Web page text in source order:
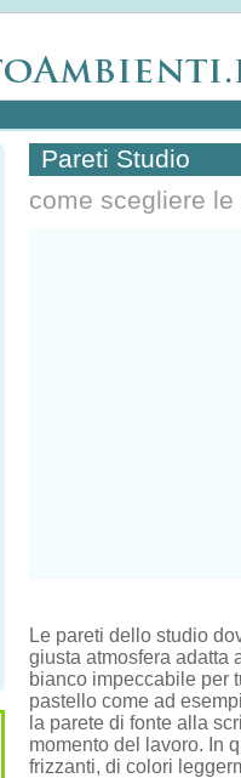
Pareti Studio
come scegliere
Le pareti dello studio
giusta atmosfera adatta
bianco impeccabile per
pastello come ad
la parete di fonte alla
momento del lavoro. In
frizzanti, di colori